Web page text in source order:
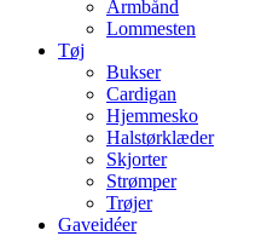
Armbånd
Lommesten
Tøj
Bukser
Cardigan
Hjemmesko
Halstørklæder
Skjorter
Strømper
Trøjer
Gaveidéer